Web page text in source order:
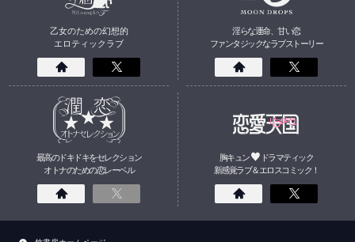
乙女のための幻想的
エロティックラブ
淫らな運命、甘い恋
ファンタジックなラブストーリー
最高のドキドキをセレクション
オトナのための恋レーベル
胸キュン
ドラマティック
新感覚ラブ＆エロスコミック！